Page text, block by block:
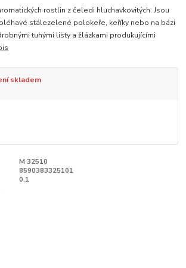
rostlin z čeledi hluchavkovitých. Jsou
stálezelené polokeře, keříky nebo na bázi
tuhými listy a žlázkami produkujícími
skladem
M 32510
8590383325101
0.1